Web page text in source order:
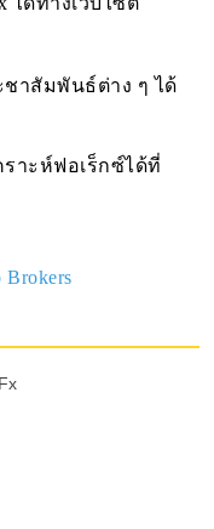
าสัมพันธ์ต่าง ๆ ได้
Brokers